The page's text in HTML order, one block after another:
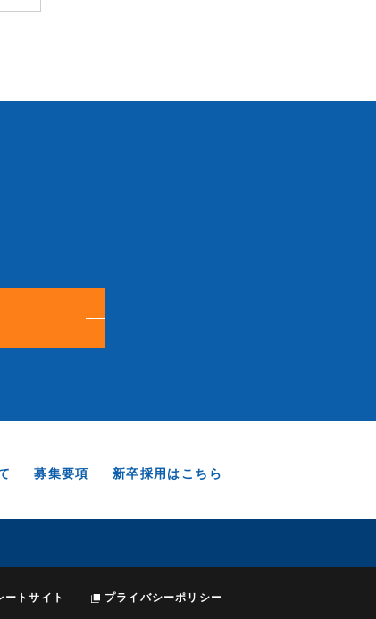
募集要項 新卒採用はこちら
ートサイト プライバシーポリシー